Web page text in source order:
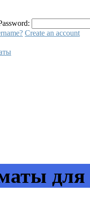
Create an account
для